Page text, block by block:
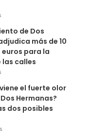
de Dos
más de 10
euros para la
las calles
el fuerte olor
Hermanas?
dos posibles